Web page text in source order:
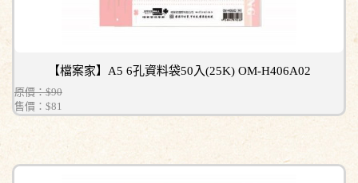
【檔案家】A5 6孔資料袋50入(25K) OM-H406A02
原價：$90
售價： $81